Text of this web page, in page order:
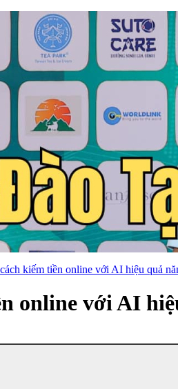
kiếm tiền online với AI hiệu quả
online với AI